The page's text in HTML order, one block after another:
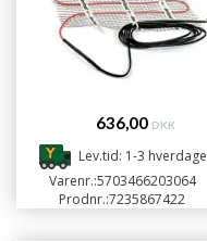
636,00 DKK
Lev.tid: 1-3 hverdage
Varenr.:5703466203064
Prodnr.:7235867422